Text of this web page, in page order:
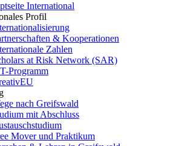
International
Profil
& Kooperationen
Zahlen
at Risk Network (SAR)
Programm
nach Greifswald
mit Abschluss
Mover und Praktikum